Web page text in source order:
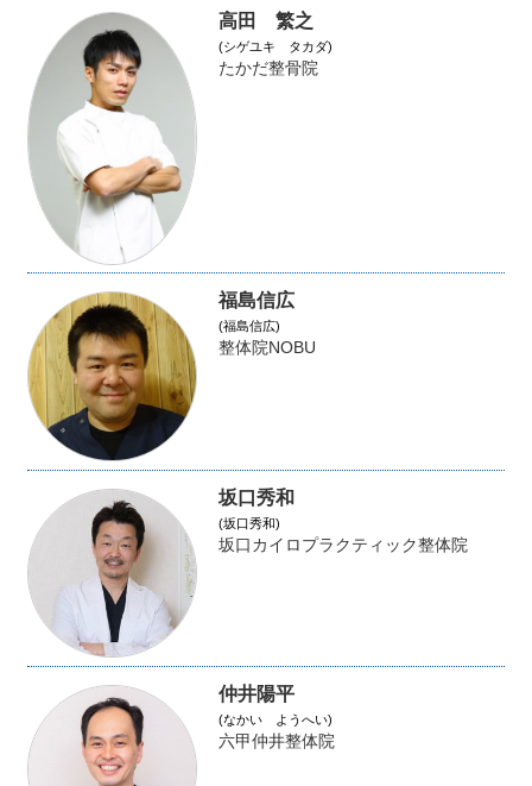
高田 繁之
(シゲユキ タカダ)
たかだ整骨院
福島信広
(福島信広)
整体院NOBU
坂口秀和
(坂口秀和)
坂口カイロプラクティック整体院
仲井陽平
(なかい ようへい)
六甲仲井整体院